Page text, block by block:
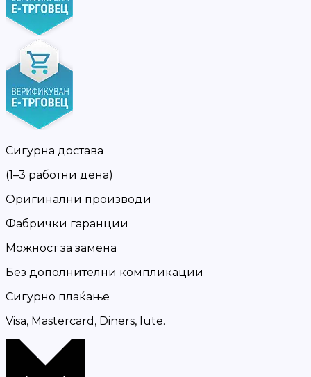
Сигурна достава
(1–3 работни дена)
Оригинални производи
Фабрички гаранции
Можност за замена
Без дополнителни компликации
Сигурно плаќање
Visa, Mastercard, Diners, Iute.